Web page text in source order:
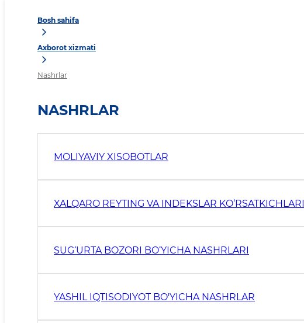
Bosh sahifa
Axborot xizmati
Nashrlar
NASHRLAR
MOLIYAVIY XISOBOTLAR
XALQARO REYTING VA INDEKSLAR KO‘RSATKICHLARI
SUG‘URTA BOZORI BO‘YICHA NASHRLARI
YASHIL IQTISODIYOT BO'YICHA NASHRLAR